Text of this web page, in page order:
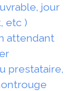
jour
etc )
attendant
prestataire,